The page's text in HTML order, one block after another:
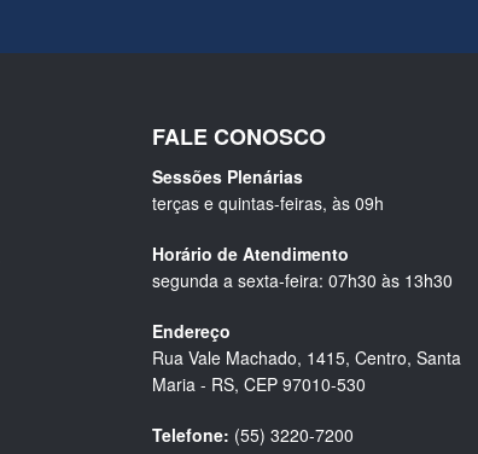
FALE CONOSCO
Sessões Plenárias
terças e quintas-feiras, às 09h
Horário de Atendimento
segunda a sexta-feira: 07h30 às 13h30
Endereço
Rua Vale Machado, 1415, Centro, Santa
Maria - RS, CEP 97010-530
Telefone: (55) 3220-7200